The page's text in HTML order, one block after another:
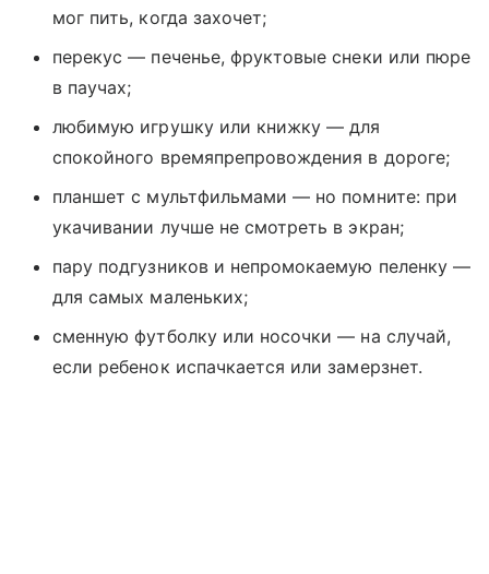
мог пить, когда захочет;
перекус — печенье, фруктовые снеки или пюре
в паучах;
любимую игрушку или книжку — для
спокойного времяпрепровождения в дороге;
планшет с мультфильмами — но помните: при
укачивании лучше не смотреть в экран;
пару подгузников и непромокаемую пеленку —
для самых маленьких;
сменную футболку или носочки — на случай,
если ребенок испачкается или замерзнет.